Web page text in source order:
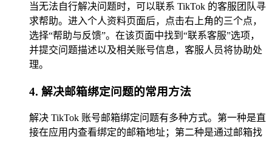
当无法自行解决问题时，可以联系 TikTok 的客服团队寻
求帮助。进入个人资料页面后，点击右上角的三个点，
选择“帮助与反馈”。在该页面中找到“联系客服”选项，
并提交问题描述以及相关账号信息，客服人员将协助处
理。
4. 解决邮箱绑定问题的常用方法
解决 TikTok 账号邮箱绑定问题有多种方式。第一种是直
接在应用内查看绑定的邮箱地址；第二种是通过邮箱找